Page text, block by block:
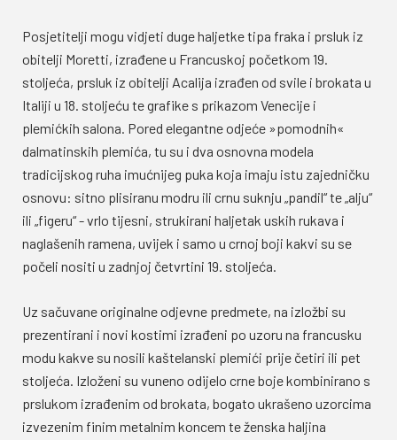
Posjetitelji mogu vidjeti duge haljetke tipa fraka i prsluk iz
obitelji Moretti, izrađene u Francuskoj početkom 19.
stoljeća, prsluk iz obitelji Acalija izrađen od svile i brokata u
Italiji u 18. stoljeću te grafike s prikazom Venecije i
plemićkih salona. Pored elegantne odjeće »pomodnih«
dalmatinskih plemića, tu su i dva osnovna modela
tradicijskog ruha imućnijeg puka koja imaju istu zajedničku
osnovu: sitno plisiranu modru ili crnu suknju „pandil“ te „alju“
ili „figeru“ - vrlo tijesni, strukirani haljetak uskih rukava i
naglašenih ramena, uvijek i samo u crnoj boji kakvi su se
počeli nositi u zadnjoj četvrtini 19. stoljeća.
Uz sačuvane originalne odjevne predmete, na izložbi su
prezentirani i novi kostimi izrađeni po uzoru na francusku
modu kakve su nosili kaštelanski plemići prije četiri ili pet
stoljeća. Izloženi su vuneno odijelo crne boje kombinirano s
prslukom izrađenim od brokata, bogato ukrašeno uzorcima
izvezenim finim metalnim koncem te ženska haljina